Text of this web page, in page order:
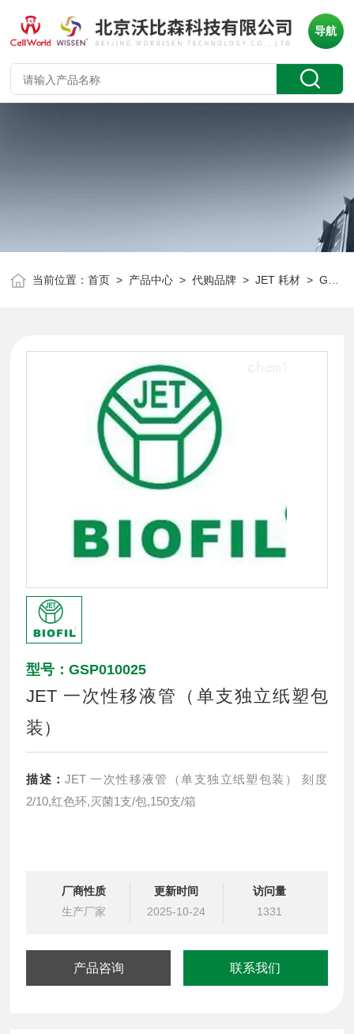
导航
当前位置：首页 > 产品中心 >代购品牌 >JET 耗材 > GSP010025JET 一次性移液管（单支独立纸塑包装）
型号：GSP010025
JET 一次性移液管（单支独立纸塑包
装）
描述：JET 一次性移液管（单支独立纸塑包装） 刻度
2/10,红色环,灭菌1支/包,150支/箱
厂商性质
生产厂家
更新时间
2025-10-24
访问量
1331
产品咨询 联系我们